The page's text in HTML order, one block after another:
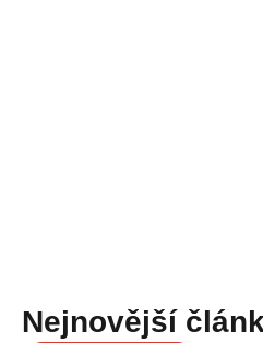
Nejnovější